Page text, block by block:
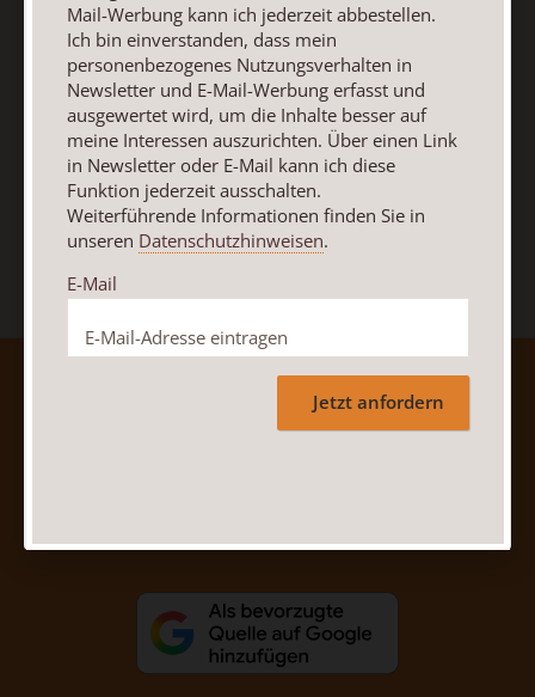
Weiterführende Informationen finden Sie in unseren
Datenschutzhinweisen.
E-Mail
Impressum
Mail-Werbung kann ich jederzeit abbestellen.
Ich bin einverstanden, dass mein
personenbezogenes Nutzungsverhalten in
Newsletter und E-Mail-Werbung erfasst und
ausgewertet wird, um die Inhalte besser auf
meine Interessen auszurichten. Über einen Link
in Newsletter oder E-Mail kann ich diese
Funktion jederzeit ausschalten.
Weiterführende Informationen finden Sie in
unseren Datenschutzhinweisen.
E-Mail
Jetzt anfordern